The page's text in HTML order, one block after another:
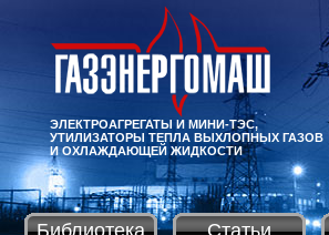
ЭЛЕКТРОАГРЕГАТЫ И МИНИ-ТЭС,
УТИЛИЗАТОРЫ ТЕПЛА ВЫХЛОПНЫХ ГАЗОВ
И ОХЛАЖДАЮЩЕЙ ЖИДКОСТИ
Библиотека Статьи